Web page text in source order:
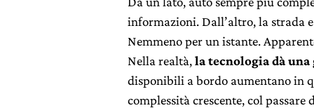
informazioni. Dall’altro, la strada
Nemmeno per un istante.
Nella realtà,la tecnologia dà una
disponibili a bordo aumentano in
complessità crescente, col